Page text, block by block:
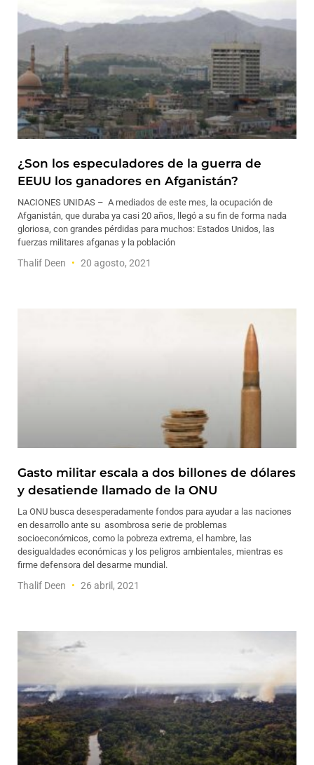
¿Son los especuladores de la guerra de
EEUU los ganadores en Afganistán?
NACIONES UNIDAS – A mediados de este mes, la ocupación de
Afganistán, que duraba ya casi 20 años, llegó a su fin de forma nada
gloriosa, con grandes pérdidas para muchos: Estados Unidos, las
fuerzas militares afganas y la población
Thalif Deen 20 agosto, 2021
Gasto militar escala a dos billones de dólares
y desatiende llamado de la ONU
La ONU busca desesperadamente fondos para ayudar a las naciones
en desarrollo ante su asombrosa serie de problemas
socioeconómicos, como la pobreza extrema, el hambre, las
desigualdades económicas y los peligros ambientales, mientras es
firme defensora del desarme mundial.
Thalif Deen 26 abril, 2021